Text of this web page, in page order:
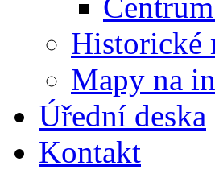
Historické
Mapy na
Úřední deska
Kontakt